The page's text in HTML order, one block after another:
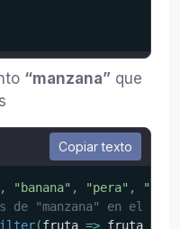
“manzana” que
Copiar texto
, "banana" , "pera" , "uva"
"manzana" en el
(fruta => fruta